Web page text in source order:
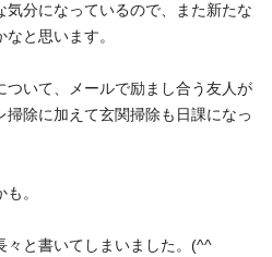
分になっているので、また新たな
と思います。
ついて、メールで励まし合う友人が
除に加えて玄関掃除も日課になっ
。
と書いてしまいました。(^^ゞ